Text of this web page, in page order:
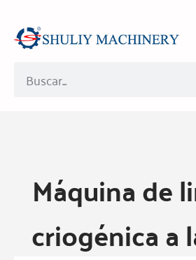
Máquina de
criogénica a